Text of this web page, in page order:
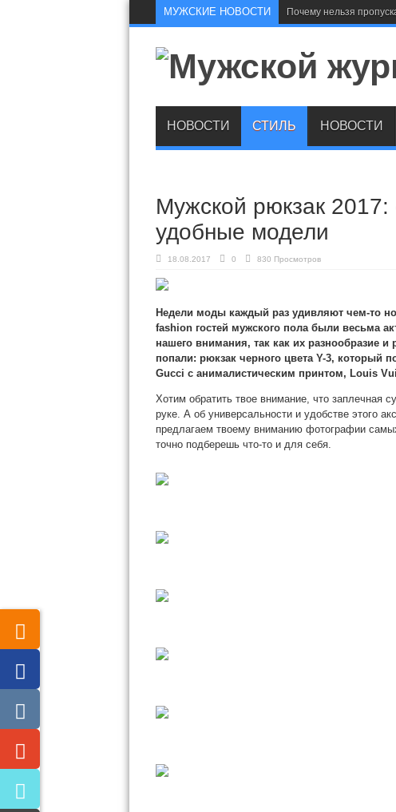
МУЖСКИЕ НОВОСТИ Почему нельзя
НОВОСТИ СТИЛЬ НОВОСТИ
Мужской рюкзак
удобные модели
18.08.2017 0 830 Просмотров
Недели моды каждый раз удивляют чем-то
fashion гостей мужского пола были весьма
нашего внимания, так как их разнообразие
попали: рюкзак черного цвета Y-3, который
Gucci с анималистическим принтом, Louis
Хотим обратить твое внимание, что заплечная
руке. А об универсальности и удобстве этого
предлагаем твоему вниманию фотографии
точно подберешь что-то и для себя.